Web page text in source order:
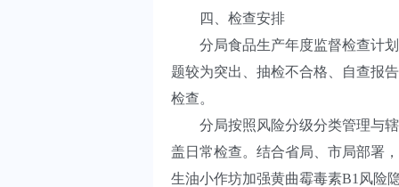
四、检查安排
分局食品生产年度监督检查计划
题较为突出、抽检不合格、自查报
检查。
分局按照风险分级分类管理与辖
盖日常检查。结合省局、市局部署
生油小作坊加强黄曲霉毒素B1风险